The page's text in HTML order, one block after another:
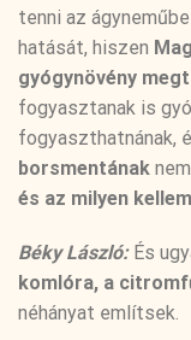
tenni az
hatását, hiszen
gyógynövény
fogyasztanak is
fogyaszthatnának,
borsmentának
és az milyen
Béky László:És
komlóra, a
néhányat említsek.